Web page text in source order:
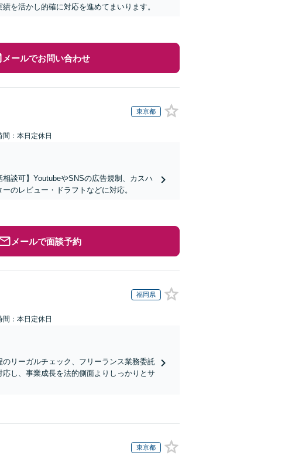
を活かし的確に対応を進めてまいります。
メールでお問い合わせ
東京都
間：本日定休日
談可】YoutubeやSNSの広告規制、カスハ
のレビュー・ドラフトなどに対応。
メールで面談予約
福岡県
間：本日定休日
リーガルチェック、フリーランス業務委託
し、事業成長を法的側面よりしっかりとサ
東京都